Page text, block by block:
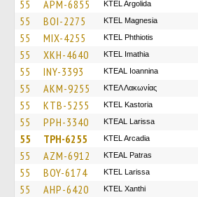
55 APM-6855 KTEL Argolida
55 BOI-2275 ΚΤΕL Magnesia
55 MIX-4255 ΚΤΕL Phthiotis
55 XKH-4640 KTEL Imathia
55 INY-3393 KTEAL Ioannina
55 AKM-9255 ΚΤΕΛ Λακωνίας
55 KTB-5255 KTEL Kastoria
55 PPH-3340 KTEAL Larissa
55 TPH-6255 KTEL Arcadia
55 AZM-6912 KTEAL Patras
55 BOY-6174 KTEL Larissa
55 AHP-6420 KTEL Xanthi